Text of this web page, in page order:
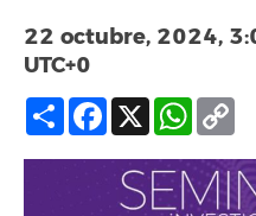
22 octubre, 2024,
UTC+0
Compartir
Facebook
X